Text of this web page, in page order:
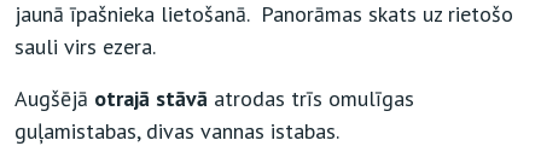
jaunā īpašnieka lietošanā. Panorāmas skats uz rietošo
sauli virs ezera.
Augšējā otrajā stāvā atrodas trīs omulīgas
guļamistabas, divas vannas istabas.